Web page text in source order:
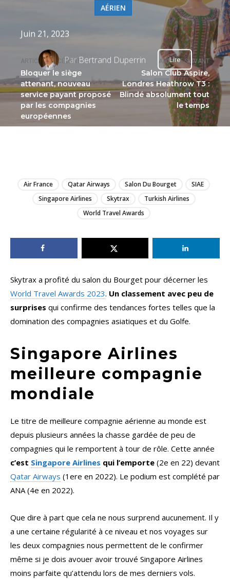
ARTICLE PRÉCÉDENT
Bloquer le siège
attenant, nouveau
service payant proposé
par les compagnies
européennes
ARTICLE SUIVANT
Salon Club Aspire,
Londres Heathrow T3 :
Blindé absolument tout
le temps
AÉRIEN
Juin 21, 2023
ParBertrand Duperrin Lire
Air France Qatar Airways Salon Du Bourget
SIAE
Singapore Airlines
Skytrax
Turkish Airlines
World Travel Awards
Skytrax a profité du salon du Bourget pour décerner les
World Travel Awards 2023. Un classement avec peu de
surprises qui confirme des tendances fortes telles que la
domination des compagnies asiatiques et du Golfe.
Singapore Airlines
meilleure compagnie
mondiale
Le titre de meilleure compagnie aérienne au monde est
depuis plusieurs années la chasse gardée de peu de
compagnies qui le remportent à tour de rôle. Cette année
c’est Singapore Airlines qui l’emporte (2e en 22) devant
Qatar Airways (1ere en 2022). Le podium est complété par
ANA (4e en 2022).
Que dire à part que cela ne nous surprend aucunement. Il y
a une certaine régularité à ce niveau et nos voyages sur
les deux compagnies nous permettent de le confirmer
même si je dois avouer avoir trouvé Singapore Airlines
moins parfaite qu’attendu lors de mes derniers vols.